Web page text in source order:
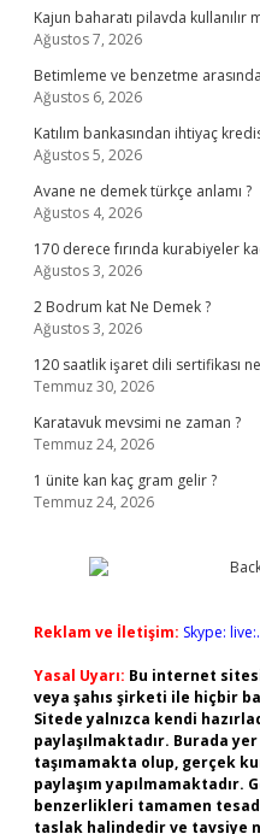
Kajun baharatı pilavda kullanılır
Ağustos 7, 2026
Betimleme ve benzetme
Ağustos 6, 2026
Katılım bankasından ihtiyaç
Ağustos 5, 2026
Avane ne demek türkçe anlamı ?
Ağustos 4, 2026
170 derece fırında kurabiyeler
Ağustos 3, 2026
2 Bodrum kat Ne Demek ?
Ağustos 3, 2026
120 saatlik işaret dili sertifikası
Temmuz 30, 2026
Karatavuk mevsimi ne zaman ?
Temmuz 24, 2026
1 ünite kan kaç gram gelir ?
Temmuz 24, 2026
Reklam ve İletişim: Skype:
Yasal Uyarı: Bu internet
veya şahıs şirketi ile hiçbir
Sitede yalnızca kendi
paylaşılmaktadır. Burada
taşımamakta olup, gerçek
paylaşım yapılmamaktadır.
benzerlikleri tamamen
taslak halindedir ve tavsiye